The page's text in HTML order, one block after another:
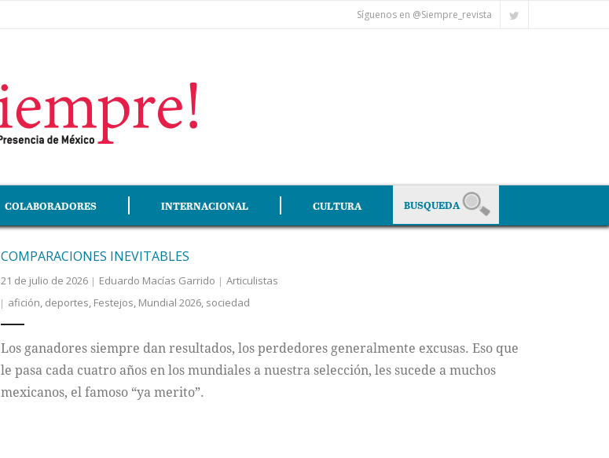
Síguenos en @Siempre_revista
COLABORADORES INTERNACIONAL CULTURA
COMPARACIONES INEVITABLES
21 de julio de 2026 Eduardo Macías Garrido
Articulistas
afición, deportes, Festejos, Mundial 2026, sociedad
Los ganadores siempre dan resultados, los perdedores generalmente excusas. Eso que
le pasa cada cuatro años en los mundiales a nuestra selección, les sucede a muchos
mexicanos, el famoso “ya merito”.